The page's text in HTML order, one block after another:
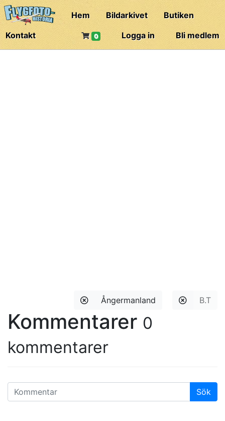
Hem Bildarkivet
Butiken
Kontakt
Bli medlem
Logga in
0
B.T
Ångermanland
Kommentarer 0
kommentarer